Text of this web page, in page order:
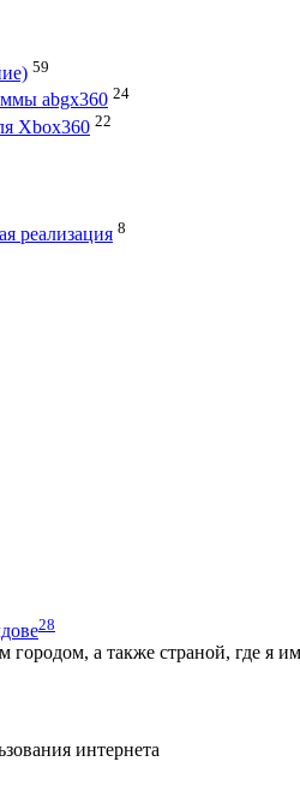
59
abgx360 24
Xbox360 22
реализация 8
28
а также страной, где я
интернета